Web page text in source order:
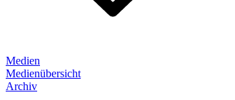
Medien
Medienübersicht
Archiv